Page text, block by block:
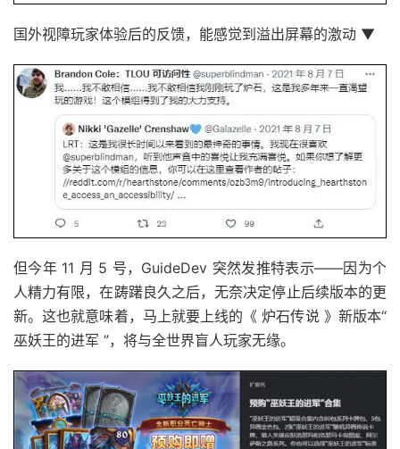
国外视障玩家体验后的反馈，能感觉到溢出屏幕的激动 ▼
但今年 11 月 5 号，GuideDev 突然发推特表示——因为个
人精力有限，在踌躇良久之后，无奈决定停止后续版本的更
新。这也就意味着，马上就要上线的《 炉石传说 》新版本“
巫妖王的进军 ”，将与全世界盲人玩家无缘。